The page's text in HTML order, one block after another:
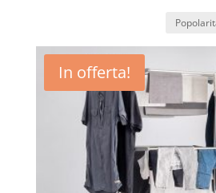
In offerta!